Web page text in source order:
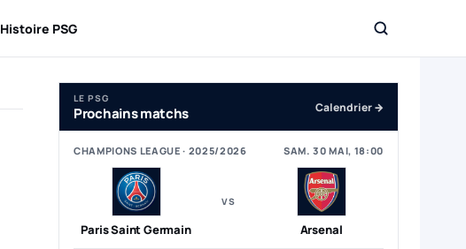
Histoire PSG
LE PSG
Prochains matchs Calendrier →
CHAMPIONS LEAGUE · 2025/2026 SAM. 30 MAI, 18:00
Paris Saint Germain Arsenal
VS
Top 5 du classement Ligue 1